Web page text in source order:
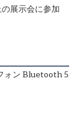
展示会に参加